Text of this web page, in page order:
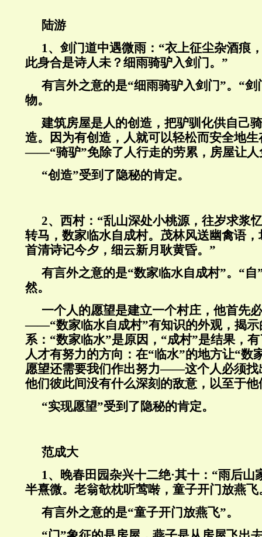
陆游
1、剑门道中遇微雨：“衣上征尘杂酒痕
此身合是诗人未？细雨骑驴入剑门。”
有言外之意的是“细雨骑驴入剑门”。“剑
物。
建筑房屋是人的创造，把驴驯化供自己
造。因为有创造，人就可以轻松而安全地
——“骑驴”免除了人行走的劳累，房屋让人
“创造”受到了隐秘的肯定。
2、西村： “乱山深处小桃源，往岁求浆
转马，数家临水自成村。茂林风送幽禽语
首清诗记今夕，细云新月耿黄昏。 ”
有言外之意的是“数家临水自成村”。“自
然。
一个人的愿望是建立一个村庄，他首先
——“数家临水自成村”有知识的外观，揭示
系：“数家临水”是原因，“成村”是结果，
人才有努力的方向：在“临水”的地方让“数
愿望还需要我们作出努力——这个人必须找
他们彼此间没有什么深刻的敌意，以至于
“实现愿望”受到了隐秘的肯定。
范成大
1、晚春田园杂兴十二绝·其十：“雨后山
半熹微。老翁欹枕听莺啭，童子开门放燕飞
有言外之意的是“童子开门放燕飞”。